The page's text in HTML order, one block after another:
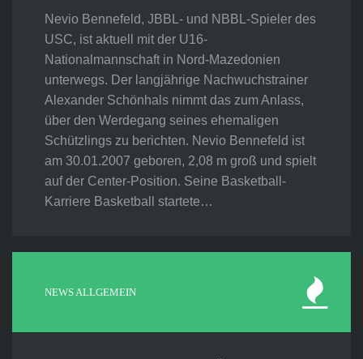
Nevio Bennefeld, JBBL- und NBBL-Spieler des
USC, ist aktuell mit der U16-
Nationalmannschaft in Nord-Mazedonien
unterwegs. Der langjährige Nachwuchstrainer
Alexander Schönhals nimmt das zum Anlass,
über den Werdegang seines ehemaligen
Schützlings zu berichten. Nevio Bennefeld ist
am 30.01.2007 geboren, 2,08 m groß und spielt
auf der Center-Position. Seine Basketball-
Karriere Basketball startete…
NEWS ALLGEMEIN